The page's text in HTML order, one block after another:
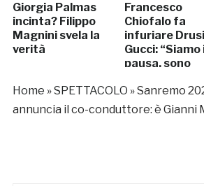
Giorgia Palmas
incinta? Filippo
Magnini svela la
verità
Francesco
Chiofalo fa
infuriare
Gucci: “Siamo
pausa, sono
Home »SPETTACOLO »Sanremo
annuncia il co-conduttore: è Gianni